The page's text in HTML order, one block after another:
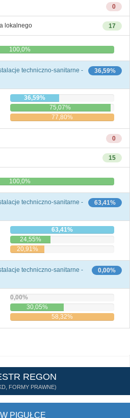
0
17
lokalnego
100,0%
36,59%
techniczno-sanitarne -
36,59%
75,07%
77,80%
0
15
100,0%
63,41%
techniczno-sanitarne -
63,41%
24,55%
20,91%
0,00%
techniczno-sanitarne -
0,00%
30,05%
58,32%
REGON
FORMY PRAWNE)
PIGUŁCE